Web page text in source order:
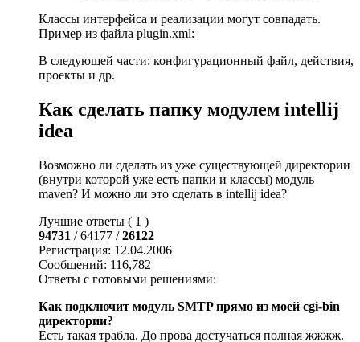
Классы интерфейса и реализации могут совпадать.
Пример из файла plugin.xml:
В следующей части: конфигурационный файл, действия,
проекты и др.
Как сделать папку модулем intellij
idea
Возможно ли сделать из уже существующей директории
(внутри которой уже есть папки и классы) модуль
maven? И можно ли это сделать в intellij idea?
Лучшие ответы ( 1 )
94731 / 64177 /26122
Регистрация: 12.04.2006
Сообщений: 116,782
Ответы с готовыми решениями:
Как подключит модуль SMTP прямо из моей cgi-bin
директории?
Есть такая трабла. До прова достучаться полная жжжж.